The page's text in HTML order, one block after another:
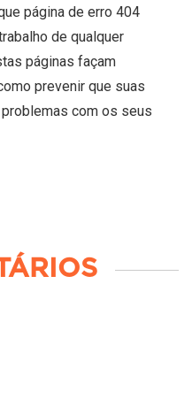
página de erro 404
de qualquer
páginas façam
prevenir que suas
com os seus